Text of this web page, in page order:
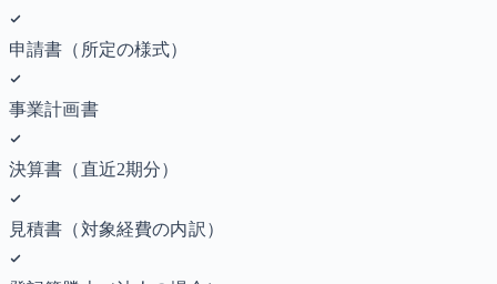
申請書（所定の様式）
事業計画書
決算書（直近2期分）
見積書（対象経費の内訳）